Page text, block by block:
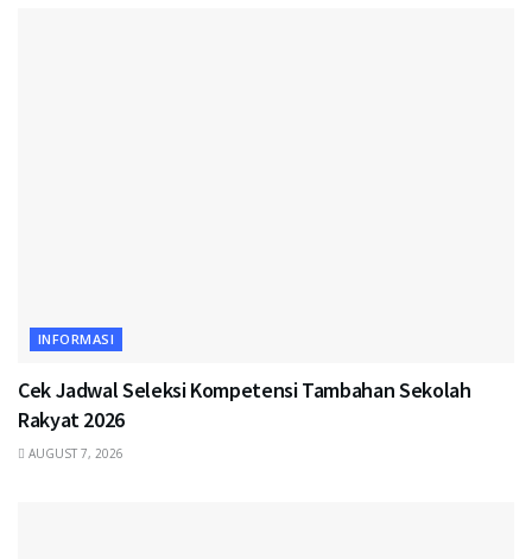
INFORMASI
Cek Jadwal Seleksi Kompetensi Tambahan Sekolah
Rakyat 2026
AUGUST 7, 2026